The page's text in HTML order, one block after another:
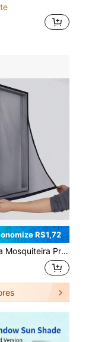
R$1,72
e Instalação Rápida, Tela de Substituição Barreira Contra Mosquitos para Quarto, Varanda e Uso Doméstico Diário Anti-Insetos